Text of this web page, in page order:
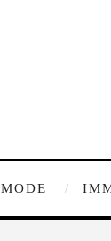
MODE